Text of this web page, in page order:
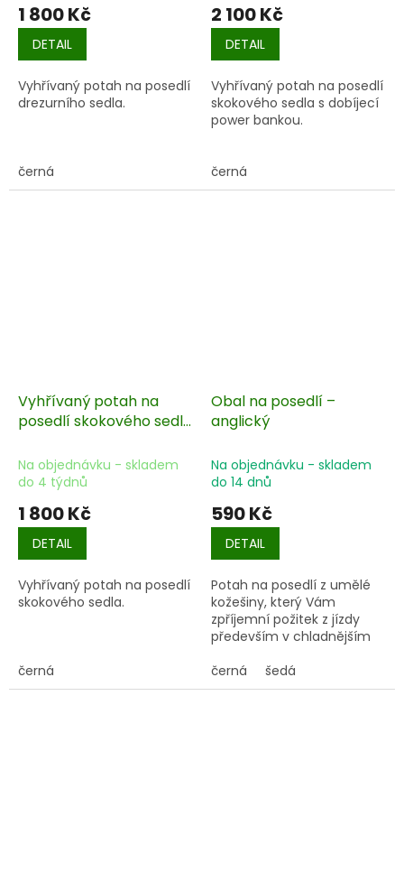
1 800 Kč
DETAIL
Vyhřívaný potah na posedlí
drezurního sedla.
černá
2 100 Kč
DETAIL
Vyhřívaný potah na posedlí
skokového sedla s dobíjecí
power bankou.
černá
Vyhřívaný potah na
posedlí skokového sedla
Na objednávku - skladem
do 4 týdnů
1 800 Kč
DETAIL
Vyhřívaný potah na posedlí
skokového sedla.
černá
Obal na posedlí –
anglický
Na objednávku - skladem
do 14 dnů
590 Kč
DETAIL
Potah na posedlí z umělé
kožešiny, který Vám
zpříjemní požitek z jízdy
především v chladnějším
uchycení.
černá šedá